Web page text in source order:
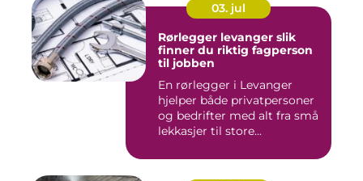
03. jul
Rørlegger levanger slik
finner du riktig fagperson
til jobben
En rørlegger i Levanger
hjelper både privatpersoner
og bedrifter med alt fra små
lekkasjer til store...